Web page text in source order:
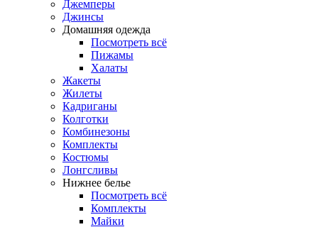
Джемперы
Джинсы
Домашняя одежда
Посмотреть всё
Пижамы
Халаты
Жакеты
Жилеты
Кадриганы
Колготки
Комбинезоны
Комплекты
Костюмы
Лонгсливы
Нижнее белье
Посмотреть всё
Комплекты
Майки